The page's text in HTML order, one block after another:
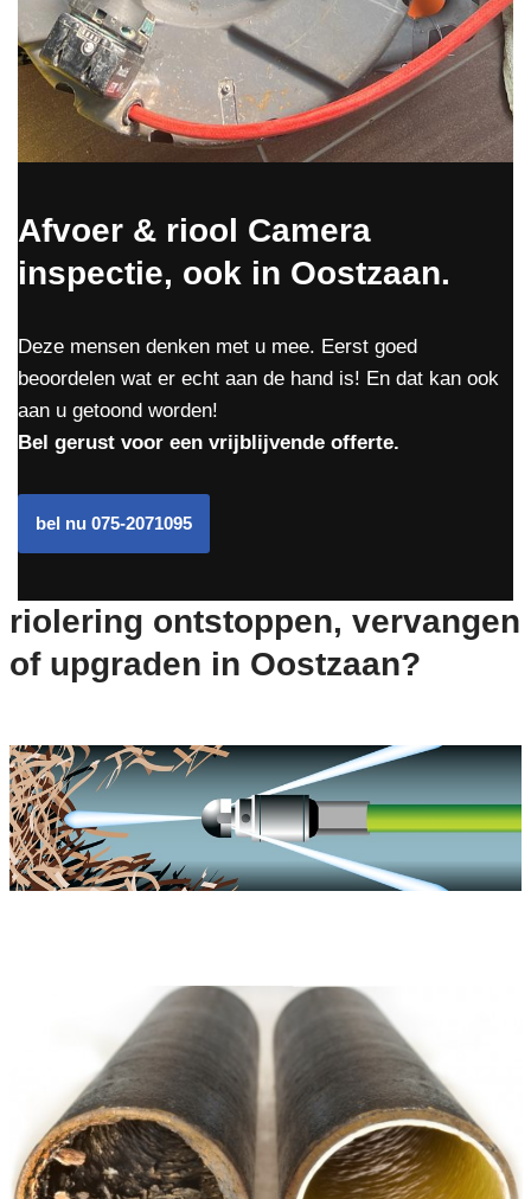
Afvoer & riool Camera
inspectie, ook in Oostzaan.
Deze mensen denken met u mee. Eerst goed
beoordelen wat er echt aan de hand is! En dat kan ook
aan u getoond worden!
Bel gerust voor een vrijblijvende offerte.
bel nu 075-2071095
riolering ontstoppen, vervangen
of upgraden in Oostzaan?